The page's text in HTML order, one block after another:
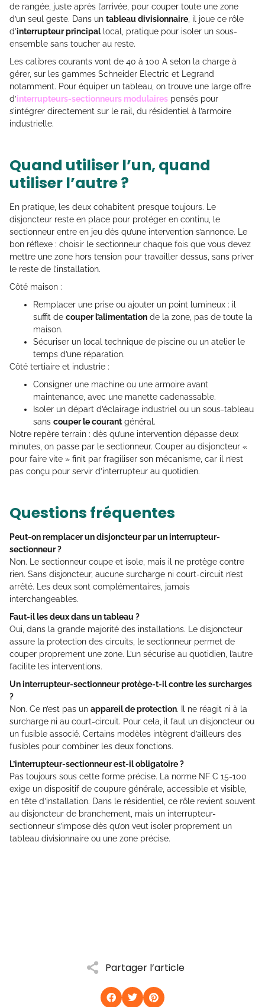
Partager l’article
de rangée, juste après l’arrivée, pour couper toute une zone
d’un seul geste. Dans un tableau divisionnaire , il joue ce rôle
d’interrupteur principallocal, pratique pour isoler un sous-
ensemble sans toucher au reste.
Les calibres courants vont de 40 à 100 A selon la charge à
gérer, sur les gammes Schneider Electric et Legrand
notamment. Pour équiper un tableau, on trouve une large offre
d’interrupteurs-sectionneurs modulaires pensés pour
s’intégrer directement sur le rail, du résidentiel à l’armoire
industrielle.
Quand utiliser l’un, quand
utiliser l’autre ?
En pratique, les deux cohabitent presque toujours. Le
disjoncteur reste en place pour protéger en continu, le
sectionneur entre en jeu dès qu’une intervention s’annonce. Le
bon réflexe : choisir le sectionneur chaque fois que vous devez
mettre une zone hors tension pour travailler dessus, sans priver
le reste de l’installation.
Côté maison :
Remplacer une prise ou ajouter un point lumineux : il
suffit de couper l’alimentation de la zone, pas de toute la
maison.
Sécuriser un local technique de piscine ou un atelier le
temps d’une réparation.
Côté tertiaire et industrie :
Consigner une machine ou une armoire avant
maintenance, avec une manette cadenassable.
Isoler un départ d’éclairage industriel ou un sous-tableau
sans couper le courant général.
Notre repère terrain : dès qu’une intervention dépasse deux
minutes, on passe par le sectionneur. Couper au disjoncteur «
pour faire vite » finit par fragiliser son mécanisme, car il n’est
pas conçu pour servir d’interrupteur au quotidien.
Questions fréquentes
Peut-on remplacer un disjoncteur par un interrupteur-
sectionneur ?
Non. Le sectionneur coupe et isole, mais il ne protège contre
rien. Sans disjoncteur, aucune surcharge ni court-circuit n’est
arrêté. Les deux sont complémentaires, jamais
interchangeables.
Faut-il les deux dans un tableau ?
Oui, dans la grande majorité des installations. Le disjoncteur
assure la protection des circuits, le sectionneur permet de
couper proprement une zone. L’un sécurise au quotidien, l’autre
facilite les interventions.
Un interrupteur-sectionneur protège-t-il contre les surcharges
?
Non. Ce n’est pas un appareil de protection. Il ne réagit ni à la
surcharge ni au court-circuit. Pour cela, il faut un disjoncteur ou
un fusible associé. Certains modèles intègrent d’ailleurs des
fusibles pour combiner les deux fonctions.
L’interrupteur-sectionneur est-il obligatoire ?
Pas toujours sous cette forme précise. La norme NF C 15-100
exige un dispositif de coupure générale, accessible et visible,
en tête d’installation. Dans le résidentiel, ce rôle revient souvent
au disjoncteur de branchement, mais un interrupteur-
sectionneur s’impose dès qu’on veut isoler proprement un
tableau divisionnaire ou une zone précise.